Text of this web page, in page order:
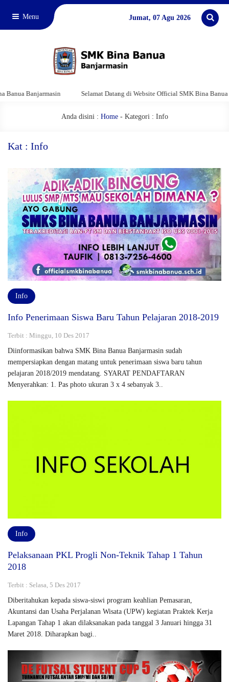
Menu Jumat, 07 Agu 2026
Selamat Datang di Website Official SMK Bina Banua
Anda disini : Home- Kategori : Info
Kat : Info
Info
Info Penerimaan Siswa Baru Tahun Pelajaran 2018-2019
Terbit : Minggu, 10 Des 2017
Diinformasikan bahwa SMK Bina Banua Banjarmasin sudah
mempersiapkan dengan matang untuk penerimaan siswa baru tahun
pelajaran 2018/2019 mendatang. SYARAT PENDAFTARAN
Menyerahkan: 1. Pas photo ukuran 3 x 4 sebanyak 3..
Info
Pelaksanaan PKL Progli Non-Teknik Tahap 1 Tahun
2018
Terbit : Selasa, 5 Des 2017
Diberitahukan kepada siswa-siswi program keahlian Pemasaran,
Akuntansi dan Usaha Perjalanan Wisata (UPW) kegiatan Praktek Kerja
Lapangan Tahap 1 akan dilaksanakan pada tanggal 3 Januari hingga 31
Maret 2018. Diharapkan bagi..